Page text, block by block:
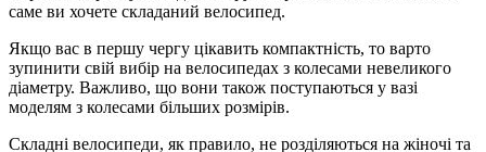
саме ви хочете складаний велосипед.
Якщо вас в першу чергу цікавить компактність, то варто
зупинити свій вибір на велосипедах з колесами невеликого
діаметру. Важливо, що вони також поступаються у вазі
моделям з колесами більших розмірів.
Складні велосипеди, як правило, не розділяються на жіночі та